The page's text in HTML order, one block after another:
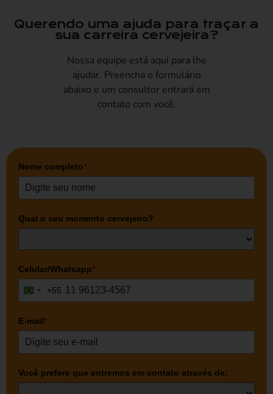
Querendo uma ajuda para traçar a
sua carreira cervejeira?
Nossa equipe está aqui para lhe
ajudar. Preencha o formulário
abaixo e um consultor entrará em
contato com você.
Nome completo*
Qual o seu momento cervejeiro?
Celular/Whatsapp*
Brazil +55
+55
E-mail*
Você prefere que entremos em contato através de: